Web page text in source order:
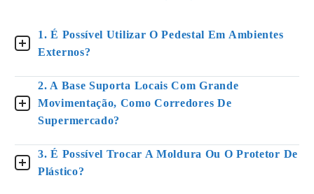
1. É Possível Utilizar O Pedestal Em Ambientes
Externos?
2. A Base Suporta Locais Com Grande
Movimentação, Como Corredores De
Supermercado?
3. É Possível Trocar A Moldura Ou O Protetor De
Plástico?